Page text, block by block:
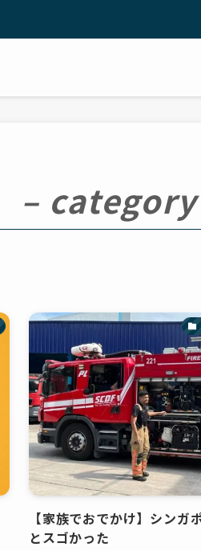
–
【家族でおでかけ】シンガ
とスゴかった